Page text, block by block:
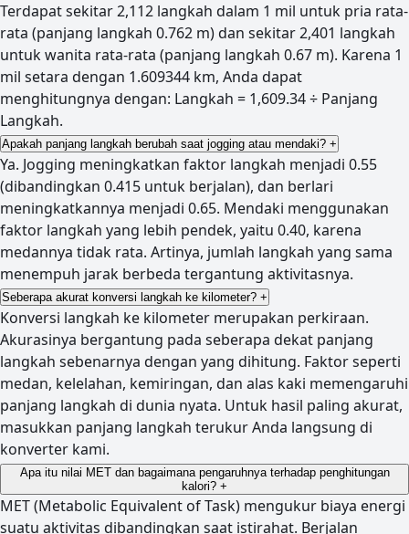
Terdapat sekitar 2,112 langkah dalam 1 mil untuk pria rata-
rata (panjang langkah 0.762 m) dan sekitar 2,401 langkah
untuk wanita rata-rata (panjang langkah 0.67 m). Karena 1
mil setara dengan 1.609344 km, Anda dapat
menghitungnya dengan: Langkah = 1,609.34 ÷ Panjang
Langkah.
Apakah panjang langkah berubah saat jogging atau mendaki? +
Ya. Jogging meningkatkan faktor langkah menjadi 0.55
(dibandingkan 0.415 untuk berjalan), dan berlari
meningkatkannya menjadi 0.65. Mendaki menggunakan
faktor langkah yang lebih pendek, yaitu 0.40, karena
medannya tidak rata. Artinya, jumlah langkah yang sama
menempuh jarak berbeda tergantung aktivitasnya.
Seberapa akurat konversi langkah ke kilometer? +
Konversi langkah ke kilometer merupakan perkiraan.
Akurasinya bergantung pada seberapa dekat panjang
langkah sebenarnya dengan yang dihitung. Faktor seperti
medan, kelelahan, kemiringan, dan alas kaki memengaruhi
panjang langkah di dunia nyata. Untuk hasil paling akurat,
masukkan panjang langkah terukur Anda langsung di
konverter kami.
Apa itu nilai MET dan bagaimana pengaruhnya terhadap penghitungan
kalori? +
MET (Metabolic Equivalent of Task) mengukur biaya energi
suatu aktivitas dibandingkan saat istirahat. Berjalan